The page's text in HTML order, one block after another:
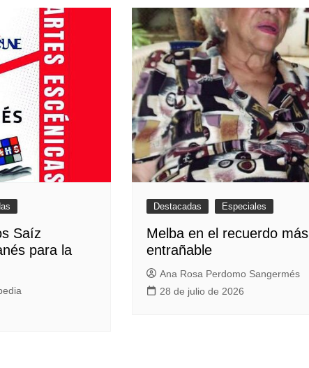
Saíz
para la
Destacadas Especiales
Melba en el recuerdo más
entrañable
Ana Rosa Perdomo Sangermés
28 de julio de 2026